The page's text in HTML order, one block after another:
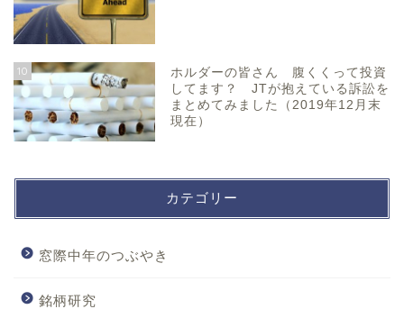
10
ホルダーの皆さん 腹くくって投資
してます？ JTが抱えている訴訟を
まとめてみました（2019年12月末
現在）
カテゴリー
窓際中年のつぶやき
銘柄研究